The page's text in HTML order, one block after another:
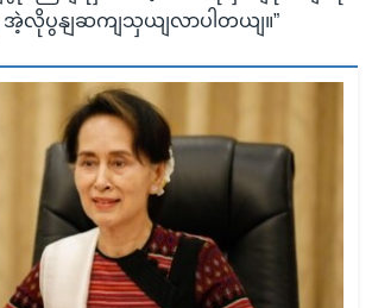
အဲ့လိုပွနျဆကျသှယျလာပါတယျ။”